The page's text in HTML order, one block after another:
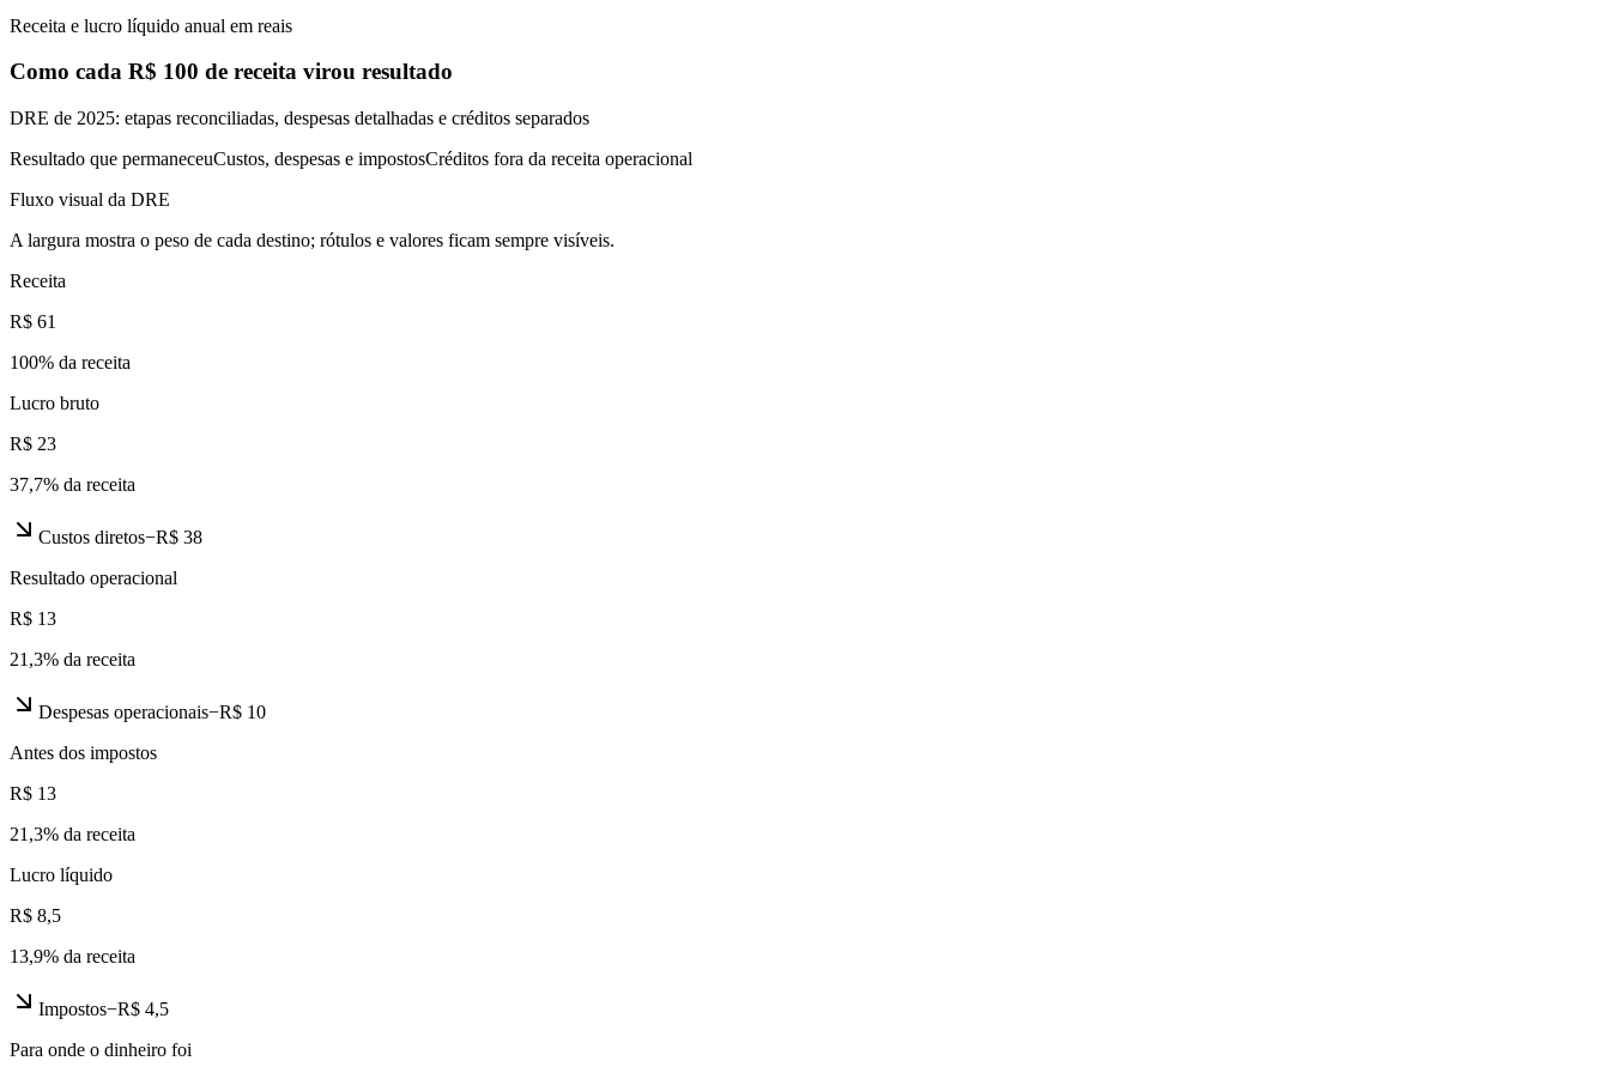
Receita e lucro líquido anual em reais
Como cada R$ 100 de receita virou resultado
DRE de 2025: etapas reconciliadas, despesas detalhadas e créditos separados
Resultado que permaneceuCustos, despesas e impostosCréditos fora da receita operacional
Fluxo visual da DRE
A largura mostra o peso de cada destino; rótulos e valores ficam sempre visíveis.
Receita
R$ 61
100% da receita
Lucro bruto
R$ 23
37,7% da receita
Custos diretos−R$ 38
Resultado operacional
R$ 13
21,3% da receita
Despesas operacionais−R$ 10
Antes dos impostos
R$ 13
21,3% da receita
Lucro líquido
R$ 8,5
13,9% da receita
Impostos−R$ 4,5
Para onde o dinheiro foi